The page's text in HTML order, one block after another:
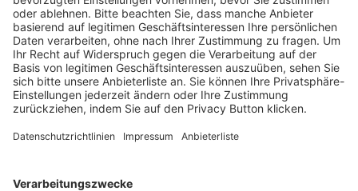
BFV-Geschäftsstellen
Trainerbörse
Login SpielPlus
FOLGE DEM BFV